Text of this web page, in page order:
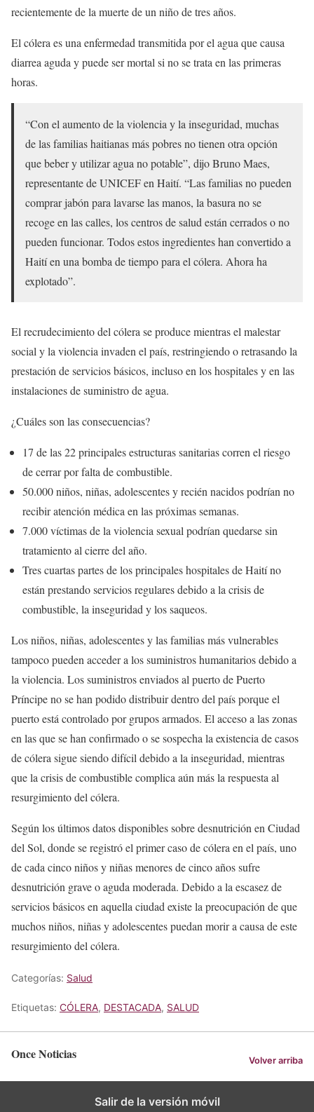
recientemente de la muerte de un niño de tres años.
El cólera es una enfermedad transmitida por el agua que causa
diarrea aguda y puede ser mortal si no se trata en las primeras
horas.
“Con el aumento de la violencia y la inseguridad, muchas
de las familias haitianas más pobres no tienen otra opción
que beber y utilizar agua no potable”, dijo Bruno Maes,
representante de UNICEF en Haití. “Las familias no pueden
comprar jabón para lavarse las manos, la basura no se
recoge en las calles, los centros de salud están cerrados o no
pueden funcionar. Todos estos ingredientes han convertido a
Haití en una bomba de tiempo para el cólera. Ahora ha
explotado”.
El recrudecimiento del cólera se produce mientras el malestar
social y la violencia invaden el país, restringiendo o retrasando la
prestación de servicios básicos, incluso en los hospitales y en las
instalaciones de suministro de agua.
¿Cuáles son las consecuencias?
17 de las 22 principales estructuras sanitarias corren el riesgo
de cerrar por falta de combustible.
50.000 niños, niñas, adolescentes y recién nacidos podrían no
recibir atención médica en las próximas semanas.
7.000 víctimas de la violencia sexual podrían quedarse sin
tratamiento al cierre del año.
Tres cuartas partes de los principales hospitales de Haití no
están prestando servicios regulares debido a la crisis de
combustible, la inseguridad y los saqueos.
Los niños, niñas, adolescentes y las familias más vulnerables
tampoco pueden acceder a los suministros humanitarios debido a
la violencia. Los suministros enviados al puerto de Puerto
Príncipe no se han podido distribuir dentro del país porque el
puerto está controlado por grupos armados. El acceso a las zonas
en las que se han confirmado o se sospecha la existencia de casos
de cólera sigue siendo difícil debido a la inseguridad, mientras
que la crisis de combustible complica aún más la respuesta al
resurgimiento del cólera.
Según los últimos datos disponibles sobre desnutrición en Ciudad
del Sol, donde se registró el primer caso de cólera en el país, uno
de cada cinco niños y niñas menores de cinco años sufre
desnutrición grave o aguda moderada. Debido a la escasez de
servicios básicos en aquella ciudad existe la preocupación de que
muchos niños, niñas y adolescentes puedan morir a causa de este
resurgimiento del cólera.
Categorías: Salud
Etiquetas: CÓLERA, DESTACADA, SALUD
Once Noticias Volver arriba
Salir de la versión móvil